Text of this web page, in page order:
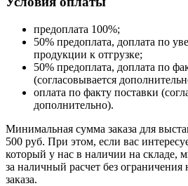
предоплата 100%;
50% предоплата, доплата по
продукции к отгрузке;
50% предоплата, доплата по
(согласовывается
оплата по факту поставки
дополнительно).
Минимальная сумма заказа для
500 руб. При этом, если вас
который у нас в наличии на складе,
за наличный расчет без
заказа.